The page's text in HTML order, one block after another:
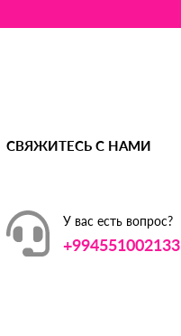
СВЯЖИТЕСЬ С НАМИ
У вас есть вопрос?
+994551002133